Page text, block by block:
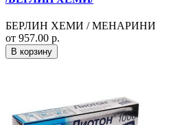
БЕРЛИН ХЕМИ / МЕНАРИНИ
от 957.00 р.
В корзину